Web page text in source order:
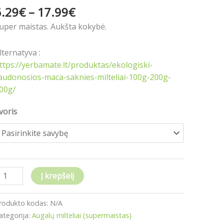
€ – 17.99€
maistas. Aukšta kokybė.
:
yerbamate.lt/produktas/ekologiski-
maca-saknies-milteliai-100g-200g-
Į krepšelį
kodas: N/A
Augalų milteliai (supermaistas)